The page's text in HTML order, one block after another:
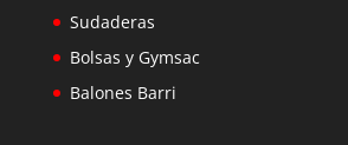
Sudaderas
Bolsas y Gymsac
Balones Barri